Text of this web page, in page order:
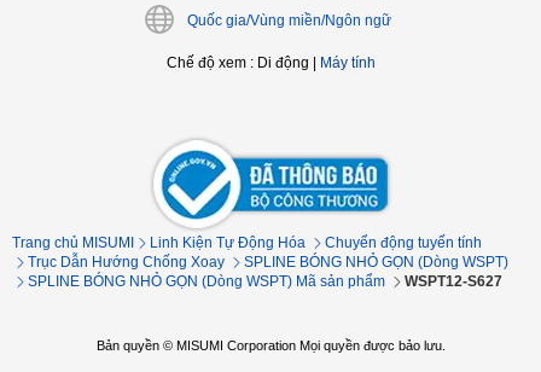
Quốc gia/Vùng miền/Ngôn ngữ
Chế độ xem: Di động Máy tính
Trang chủ MISUMI Linh Kiện Tự Động Hóa
Chuyển động tuyến tính
Trục Dẫn Hướng Chống Xoay
SPLINE BÓNG NHỎ GỌN (Dòng WSPT)
SPLINE BÓNG NHỎ GỌN (Dòng WSPT) Mã sản phẩm
WSPT12-S627
Bản quyền © MISUMI Corporation Mọi quyền được bảo lưu.